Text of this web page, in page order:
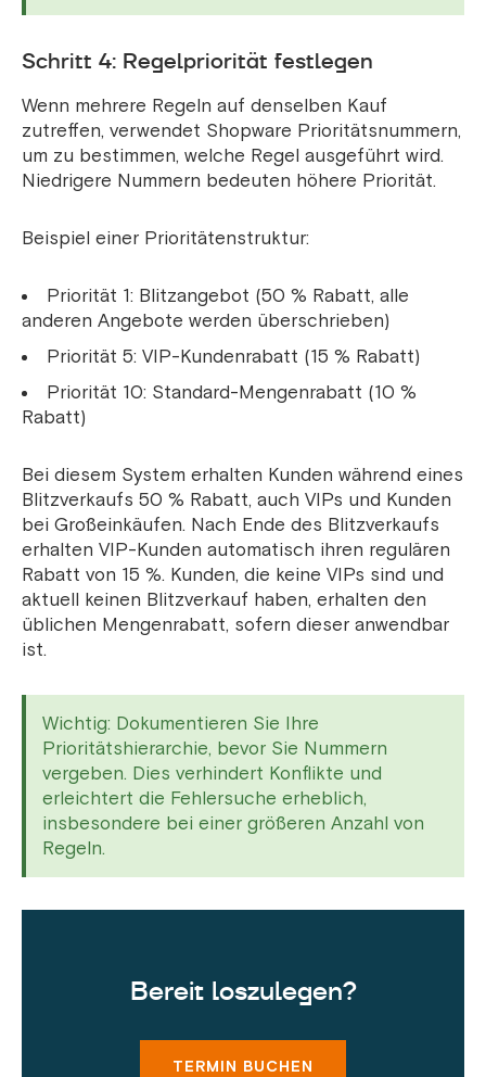
Schritt 4: Regelpriorität festlegen
Wenn mehrere Regeln auf denselben Kauf
zutreffen, verwendet Shopware Prioritätsnummern,
um zu bestimmen, welche Regel ausgeführt wird.
Niedrigere Nummern bedeuten höhere Priorität.
Beispiel einer Prioritätenstruktur:
Priorität 1: Blitzangebot (50 % Rabatt, alle
anderen Angebote werden überschrieben)
Priorität 5: VIP-Kundenrabatt (15 % Rabatt)
Priorität 10: Standard-Mengenrabatt (10 %
Rabatt)
Bei diesem System erhalten Kunden während eines
Blitzverkaufs 50 % Rabatt, auch VIPs und Kunden
bei Großeinkäufen. Nach Ende des Blitzverkaufs
erhalten VIP-Kunden automatisch ihren regulären
Rabatt von 15 %. Kunden, die keine VIPs sind und
aktuell keinen Blitzverkauf haben, erhalten den
üblichen Mengenrabatt, sofern dieser anwendbar
ist.
Wichtig: Dokumentieren Sie Ihre
Prioritätshierarchie, bevor Sie Nummern
vergeben. Dies verhindert Konflikte und
erleichtert die Fehlersuche erheblich,
insbesondere bei einer größeren Anzahl von
Regeln.
Bereit loszulegen?
TERMIN BUCHEN